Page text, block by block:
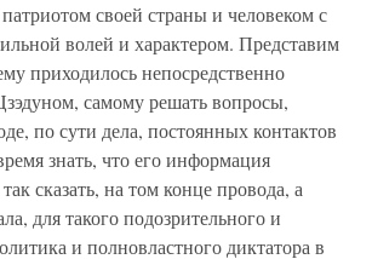
своей страны и человеком с
волей и характером. Представим
приходилось непосредственно
самому решать вопросы,
по сути дела, постоянных контактов
знать, что его информация
сказать, на том конце провода, а
для такого подозрительного и
и полновластного диктатора в